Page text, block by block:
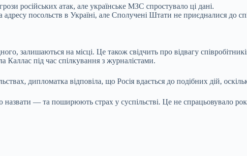
російських атак, але українське МЗС спростувало ці дані.
посольств в Україні, але Сполучені Штати не приєдналися до
залишаються на місці. Це також свідчить про відвагу
під час спілкування з журналістами.
дипломатка відповіла, що Росія вдається до подібних дій,
— та поширюють страх у суспільстві. Це не спрацьовувало